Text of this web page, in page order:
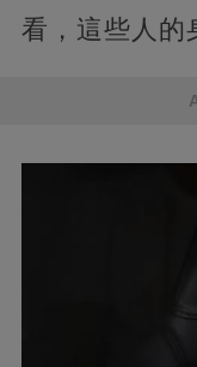
看，這些人的